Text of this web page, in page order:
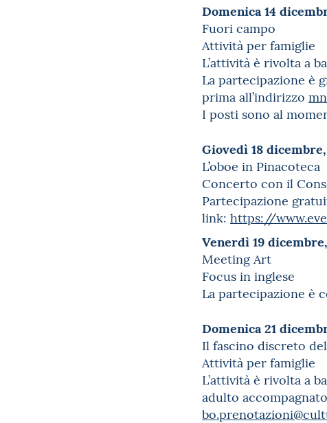
Domenica 14
Fuori campo
Attività per famiglie
L’attività è rivolta a
La partecipazione è
prima all’indirizzo
I posti sono al
Giovedì 18
L’oboe in Pinacoteca
Concerto con il
Partecipazione
link: https://
Venerdì 19
Meeting Art
Focus in inglese
La partecipazione è
Domenica 21
Il fascino discreto
Attività per famiglie
L’attività è rivolta a
adulto